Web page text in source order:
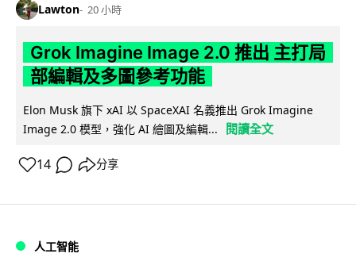
Lawton 20 小時
Grok Imagine Image 2.0 推出 主打局
部編輯及多圖參考功能
Elon Musk 旗下 xAI 以 SpaceXAI 名義推出 Grok Imagine
Image 2.0 模型，強化 AI 繪圖及編輯...
閱讀全文
14 分享
人工智能